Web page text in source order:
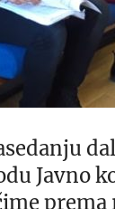
Javno
prema